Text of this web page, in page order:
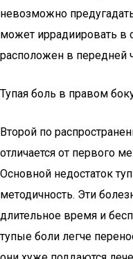
невозможно
может иррадиировать в
расположен в передней
Тупая боль в правом
Второй по
отличается от первого
Основной недостаток
методичность. Эти
длительное время и
тупые боли легче